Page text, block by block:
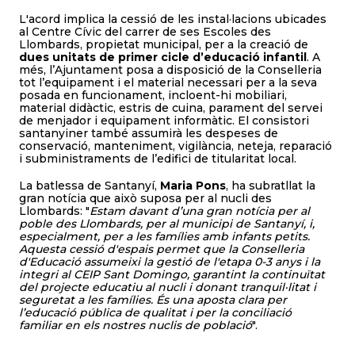
L'acord implica la cessió de les instal·lacions ubicades
al Centre Cívic del carrer de ses Escoles des
Llombards, propietat municipal, per a la creació de
dues unitats de primer cicle d’educació infantil. A
més, l’Ajuntament posa a disposició de la Conselleria
tot l’equipament i el material necessari per a la seva
posada en funcionament, incloent-hi mobiliari,
material didàctic, estris de cuina, parament del servei
de menjador i equipament informàtic. El consistori
santanyiner també assumirà les despeses de
conservació, manteniment, vigilància, neteja, reparació
i subministraments de l’edifici de titularitat local.
La batlessa de Santanyí, Maria Pons, ha subratllat la
gran notícia que això suposa per al nucli des
Llombards: "Estam davant d’una gran notícia per al
poble des Llombards, per al municipi de Santanyí, i,
especialment, per a les famílies amb infants petits.
Aquesta cessió d'espais permet que la Conselleria
d'Educació assumeixi la gestió de l'etapa 0-3 anys i la
integri al CEIP Sant Domingo, garantint la continuïtat
del projecte educatiu al nucli i donant tranquil·litat i
seguretat a les famílies. És una aposta clara per
l’educació pública de qualitat i per la conciliació
familiar en els nostres nuclis de població".